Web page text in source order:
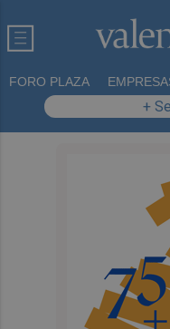
FORO PLAZA
+